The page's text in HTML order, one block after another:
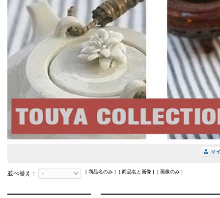
並べ替え： [ 商品名のみ ] [ 商品名と画像 ] [ 画像のみ ]